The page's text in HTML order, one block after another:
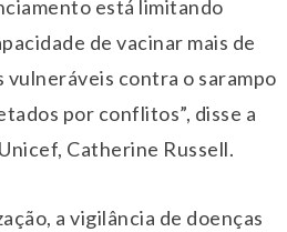
está limitando
de vacinar mais de
vulneráveis contra o sarampo
por conflitos”, disse a
Catherine Russell.
a vigilância de doenças